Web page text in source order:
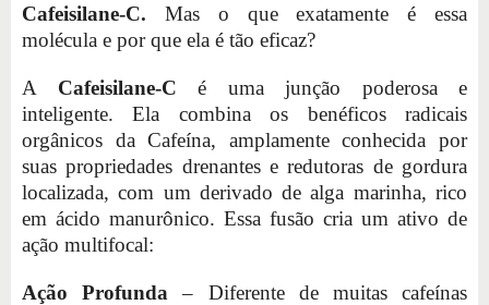
Cafeisilane-C. Mas o que exatamente é essa
molécula e por que ela é tão eficaz?
A Cafeisilane-C é uma junção poderosa e
inteligente. Ela combina os benéficos radicais
orgânicos da Cafeína, amplamente conhecida por
suas propriedades drenantes e redutoras de gordura
localizada, com um derivado de alga marinha, rico
em ácido manurônico. Essa fusão cria um ativo de
ação multifocal:
Ação Profunda – Diferente de muitas cafeínas